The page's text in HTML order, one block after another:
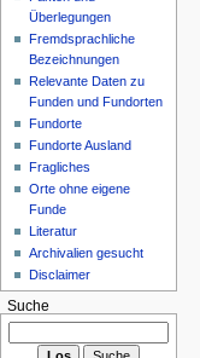
Überlegungen
Fremdsprachliche
Bezeichnungen
Relevante Daten zu
Funden und Fundorten
Fundorte
Fundorte Ausland
Fragliches
Orte ohne eigene
Funde
Literatur
Archivalien gesucht
Disclaimer
Suche